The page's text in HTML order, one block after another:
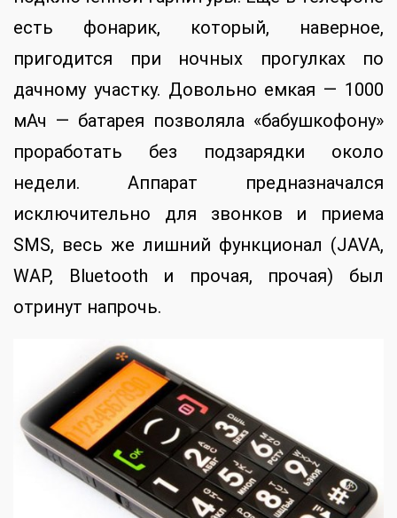
есть фонарик, который, наверное,
пригодится при ночных прогулках по
дачному участку. Довольно емкая — 1000
мАч — батарея позволяла «бабушкофону»
проработать без подзарядки около
недели. Аппарат предназначался
исключительно для звонков и приема
SMS, весь же лишний функционал (JAVA,
WAP, Bluetooth и прочая, прочая) был
отринут напрочь.